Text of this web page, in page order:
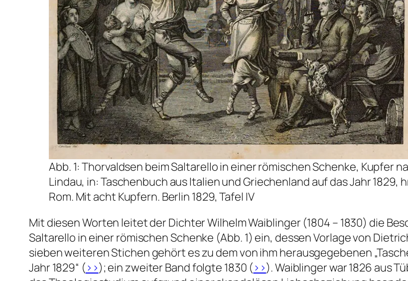
Abb. 1: Thorvaldsen beim Saltarello in einer römischen Schenke, Kupfer
Lindau, in: Taschenbuch aus Italien und Griechenland auf das Jahr 1829,
Rom. Mit acht Kupfern. Berlin 1829, Tafel IV
Mit diesen Worten leitet der Dichter Wilhelm Waiblinger (1804 – 1830) die
Saltarello in einer römischen Schenke (Abb. 1) ein, dessen Vorlage von
sieben weiteren Stichen gehört es zu dem von ihm herausgegebenen
Jahr 1829“ (>>); ein zweiter Band folgte 1830 (>>). Waiblinger war 1826 aus